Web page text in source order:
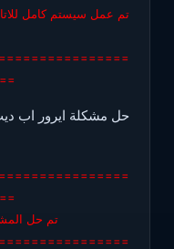
حل مشكلة ايرور اب
تم حل